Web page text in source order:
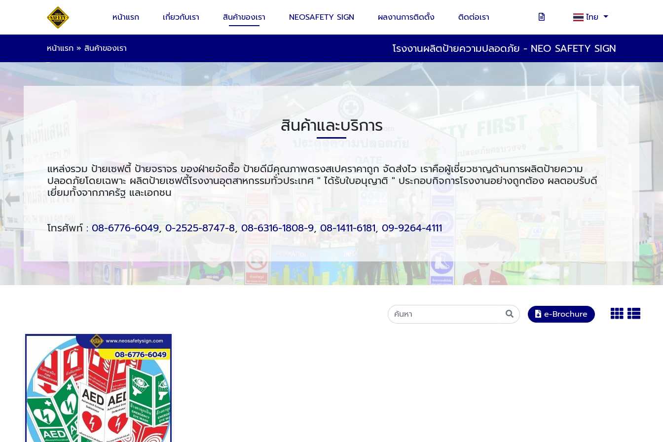
หน้าแรก เกี่ยวกับเรา สินค้าของเรา NEOSAFETY SIGN ผลงานการติดตั้ง ติดต่อเรา ไทย
หน้าแรก » สินค้าของเรา โรงงานผลิตป้ายความปลอดภัย - NEO SAFETY SIGN
สินค้าและบริการ
แหล่งรวม ป้ายเซฟตี้ ป้ายจราจร ของฝ่ายจัดซื้อ ป้ายดีมีคุณภาพตรงสเปคราคาถูก จัดส่งไว เราคือผู้เชี่ยวชาญด้านการผลิตป้ายความ
ปลอดภัยโดยเฉพาะ ผลิตป้ายเซฟตี้โรงงานอุตสาหกรรมทั่วประเทศ " ได้รับใบอนุญาติ " ประกอบกิจการโรงงานอย่างถูกต้อง ผลตอบรับดี
เยี่ยมทั้งจากภาครัฐ และเอกชน
โทรศัพท์ : 08-6776-6049, 0-2525-8747-8, 08-6316-1808-9, 08-1411-6181, 09-9264-4111
e-Brochure